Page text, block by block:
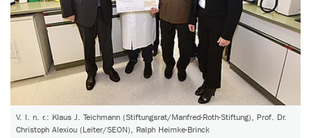
V. l. n. r.: Klaus J. Teichmann (Stiftungsrat/Manfred-Roth-Stiftung), Prof. Dr.
Christoph Alexiou (Leiter/SEON), Ralph Heimke-Brinck